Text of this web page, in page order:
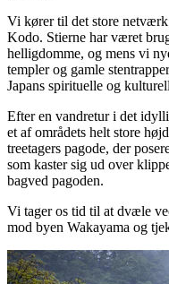
Vi kører til det store
Kodo. Stierne har været
helligdomme, og mens vi
templer og gamle
Japans spirituelle og
Efter en vandretur i det
et af områdets helt store
treetagers pagode, der
som kaster sig ud over
bagved pagoden.
Vi tager os tid til at dvæle
mod byen Wakayama og